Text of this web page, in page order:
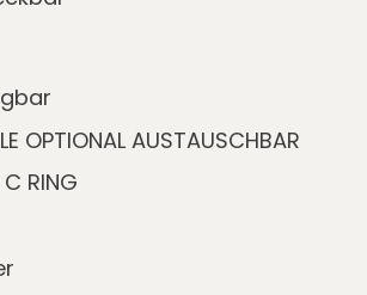
OPTIONAL AUSTAUSCHBAR
RING